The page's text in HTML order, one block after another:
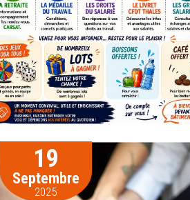
19
Septembre
2025